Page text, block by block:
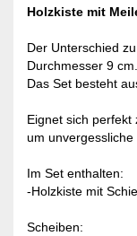
Holzkiste mit
Der Unterschied
Durchmesser 9 cm.
Das Set besteht
Eignet sich perfekt
um unvergessliche
Im Set enthalten:
-Holzkiste mit
Scheiben: